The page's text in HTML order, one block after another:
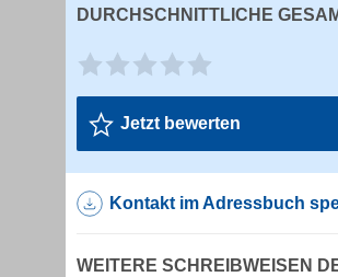
DURCHSCHNITTLICHE
Jetzt bewerten
Kontakt im Adressbuch
WEITERE SCHREIBWEISEN